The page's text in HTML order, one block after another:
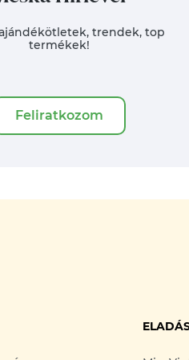
trendek, top
termékek!
Feliratkozom